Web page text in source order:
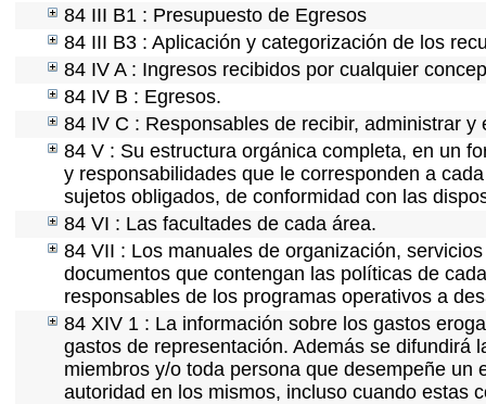
84 III B1 : Presupuesto de Egresos
84 III B3 : Aplicación y categorización de los
84 IV A : Ingresos recibidos por cualquier
84 IV B : Egresos.
84 IV C : Responsables de recibir, administrar y
84 V : Su estructura orgánica completa, en un
y responsabilidades que le corresponden a
sujetos obligados, de conformidad con las
84 VI : Las facultades de cada área.
84 VII : Los manuales de organización,
documentos que contengan las políticas de
responsables de los programas operativos a
84 XIV 1 : La información sobre los gastos
gastos de representación. Además se difundirá
miembros y/o toda persona que desempeñe
autoridad en los mismos, incluso cuando estas